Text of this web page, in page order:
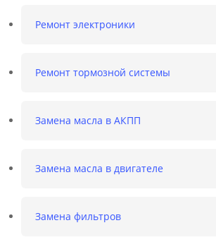
Ремонт электроники
Ремонт тормозной системы
Замена масла в АКПП
Замена масла в двигателе
Замена фильтров